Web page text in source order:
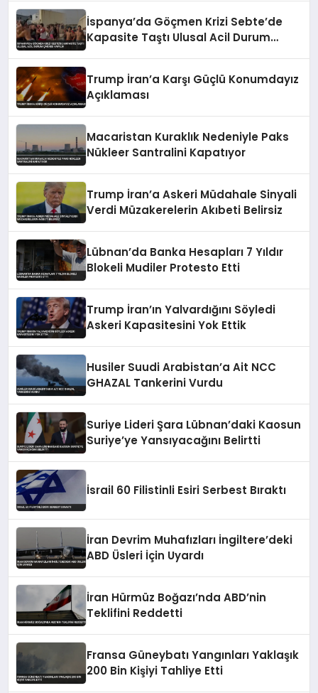
İspanya’da Göçmen Krizi Sebte’de
Kapasite Taştı Ulusal Acil Durum
Trump İran’a Karşı Güçlü Konumdayız
Açıklaması
Macaristan Kuraklık Nedeniyle Paks
Nükleer Santralini Kapatıyor
Trump İran’a Askeri Müdahale Sinyali
Verdi Müzakerelerin Akıbeti Belirsiz
Lübnan’da Banka Hesapları 7 Yıldır
Blokeli Mudiler Protesto Etti
Trump İran’ın Yalvardığını Söyledi
Askeri Kapasitesini Yok Ettik
Husiler Suudi Arabistan’a Ait NCC
GHAZAL Tankerini Vurdu
Suriye Lideri Şara Lübnan’daki Kaosun
Suriye’ye Yansıyacağını Belirtti
İsrail 60 Filistinli Esiri Serbest Bıraktı
İran Devrim Muhafızları İngiltere’deki
ABD Üsleri İçin Uyardı
İran Hürmüz Boğazı’nda ABD’nin
Teklifini Reddetti
Fransa Güneybatı Yangınları Yaklaşık
200 Bin Kişiyi Tahliye Etti